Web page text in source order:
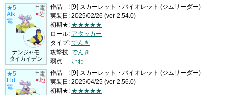
★5
Atk
電
ナンジャモ
タイカイデン
†電
×岩
作品 : [9] スカーレット・バイオレット (ジムリーダー)
実装日 : 2025/02/26 (ver 2.54.0)
初期★: ★★★★★
ロール: アタッカー
タイプ: でんき
攻撃技: でんき
弱点
: いわ
★5
Fld
電
†電
×地
作品 : [9] スカーレット・バイオレット (ジムリーダー)
実装日 : 2025/04/25 (ver 2.56.0)
初期★: ★★★★★